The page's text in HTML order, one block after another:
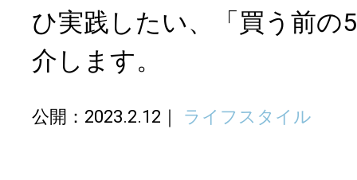
ひ実践したい、「買う前の
介します。
公開：2023.2.12 ライフスタイル